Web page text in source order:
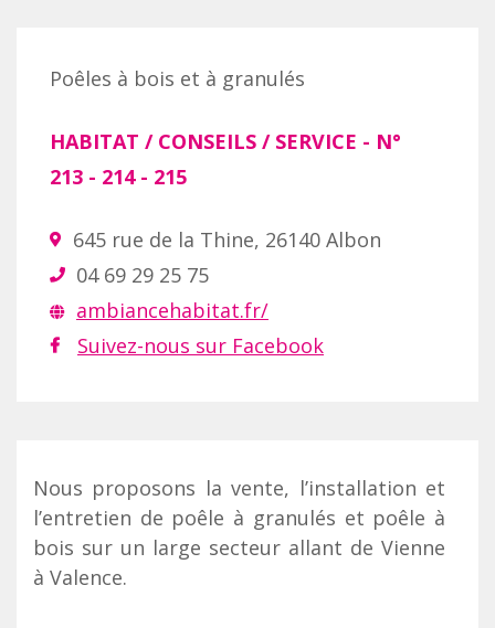
Poêles à bois et à granulés
HABITAT / CONSEILS / SERVICE - N°
213 - 214 - 215
645 rue de la Thine, 26140 Albon
04 69 29 25 75
ambiancehabitat.fr/
Suivez-nous sur Facebook
Nous proposons la vente, l’installation et
l’entretien de poêle à granulés et poêle à
bois sur un large secteur allant de Vienne
à Valence.